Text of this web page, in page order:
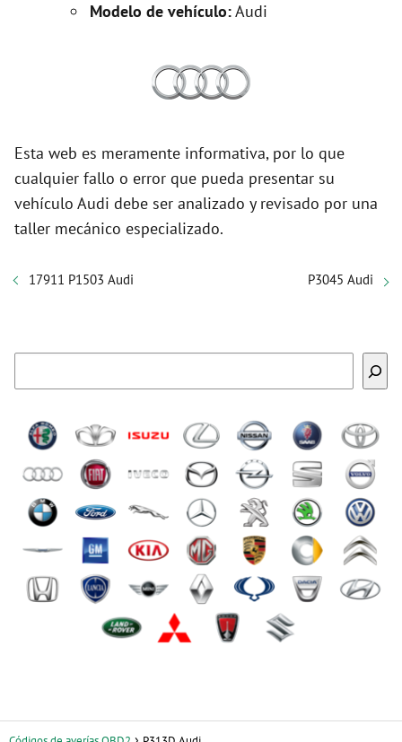
Modelo de vehículo:Audi
Esta web es meramente informativa, por lo que
cualquier fallo o error que pueda presentar su
vehículo Audi debe ser analizado y revisado por una
taller mecánico especializado.
17911 P1503 Audi P3045 Audi